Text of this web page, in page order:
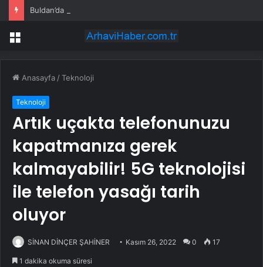
Menü
Anasayfa /Teknoloji
Teknoloji
Artık uçakta telefonunuzu
kapatmanıza gerek
kalmayabilir! 5G teknolojisi
ile telefon yasağı tarih
oluyor
SİNAN DİNÇER ŞAHİNER Kasım 26, 2022 0 17
1 dakika okuma süresi